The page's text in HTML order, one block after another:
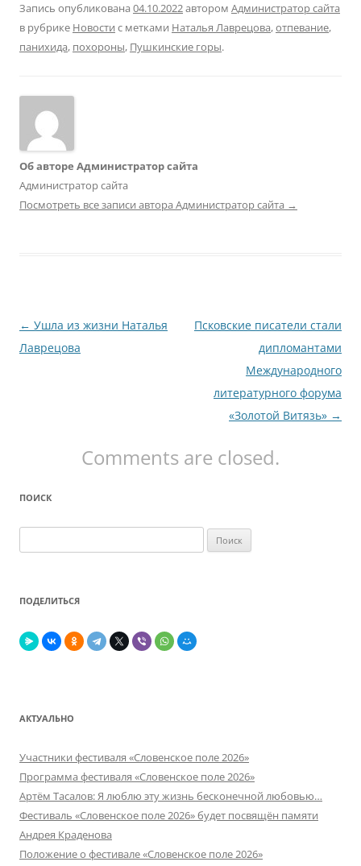
Запись опубликована 04.10.2022автором Администратор сайта
в рубрике Новости с метками Наталья Лаврецова,отпевание,
панихида, похороны, Пушкинские горы.
Об авторе Администратор сайта
Администратор сайта
Посмотреть все записи автора Администратор сайта →
Навигация
по
← Ушла из жизни Наталья
Лаврецова
Псковские писатели стали
дипломантами
Международного
литературного форума
«Золотой Витязь» →
Comments are closed.
ПОИСК
ПОДЕЛИТЬСЯ
АКТУАЛЬНО
Участники фестиваля «Словенское поле 2026»
Программа фестиваля «Словенское поле 2026»
Артём Тасалов: Я люблю эту жизнь бесконечной любовью…
Фестиваль «Словенское поле 2026» будет посвящён памяти
Андрея Краденова
Положение о фестивале «Словенское поле 2026»